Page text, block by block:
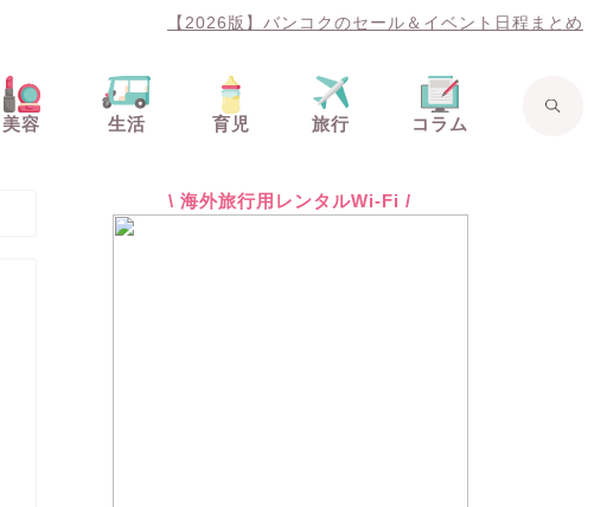
【2026版】バンコクのセール＆イベント日程まとめ
美容 生活 育児 旅行 コラム
\ 海外旅行用レンタルWi-Fi /